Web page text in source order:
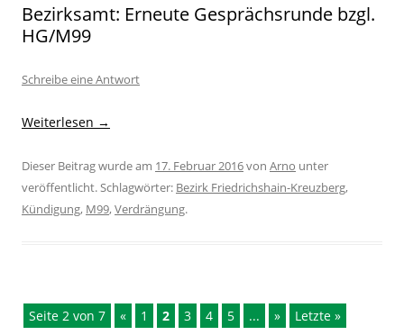
Bezirksamt: Erneute Gesprächsrunde bzgl.
HG/M99
Schreibe eine Antwort
Weiterlesen →
Dieser Beitrag wurde am 17. Februar 2016von Arno unter
veröffentlicht. Schlagwörter: Bezirk Friedrichshain-Kreuzberg,
Kündigung, M99,Verdrängung.
Seite 2 von 7 « 1 2 3 4 5 ... » Letzte »